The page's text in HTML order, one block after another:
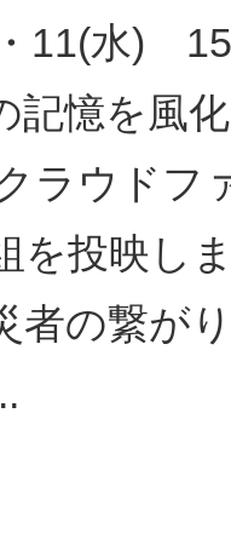
11(水)
記憶を風
ラウドフ
を投映し
者の繋が